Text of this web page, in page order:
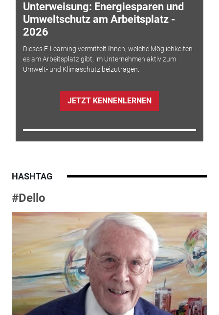
Unterweisung: Energiesparen und
Umweltschutz am Arbeitsplatz -
2026
Dieses E-Learning vermittelt Ihnen, welche Möglichkeiten
es am Arbeitsplatz gibt, im Unternehmen aktiv zum
Umwelt- und Klimaschutz beizutragen.
JETZT KENNENLERNEN
HASHTAG
#Dello